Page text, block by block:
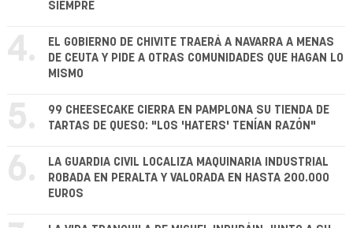
SIEMPRE
4.
EL GOBIERNO DE CHIVITE TRAERÁ A NAVARRA A MENAS
DE CEUTA Y PIDE A OTRAS COMUNIDADES QUE HAGAN LO
MISMO
5.
99 CHEESECAKE CIERRA EN PAMPLONA SU TIENDA DE
TARTAS DE QUESO: "LOS 'HATERS' TENÍAN RAZÓN"
6.
LA GUARDIA CIVIL LOCALIZA MAQUINARIA INDUSTRIAL
ROBADA EN PERALTA Y VALORADA EN HASTA 200.000
EUROS